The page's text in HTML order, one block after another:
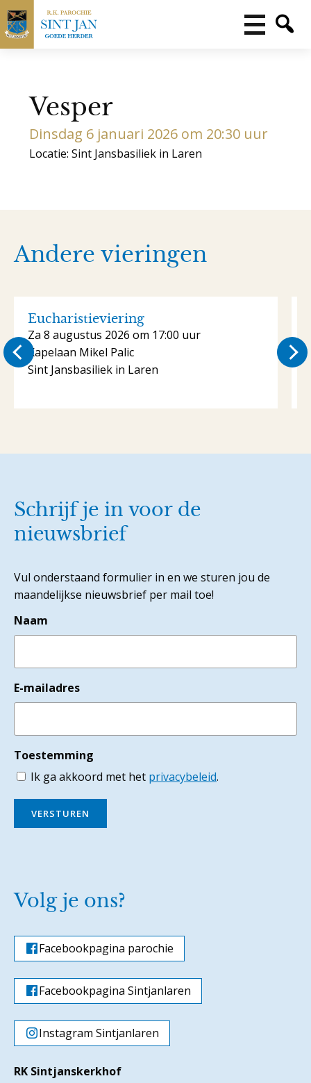
Vesper
Dinsdag 6 januari 2026 om 20:30 uur
Locatie: Sint Jansbasiliek in Laren
Andere vieringen
Eucharistieviering
Za 8 augustus 2026 om 17:00 uur
Kapelaan Mikel Palic
Sint Jansbasiliek in Laren
Schrijf je in voor de
nieuwsbrief
Vul onderstaand formulier in en we sturen jou de
maandelijkse nieuwsbrief per mail toe!
Naam
E-mailadres
Toestemming
Ik ga akkoord met het privacybeleid.
VERSTUREN
Volg je ons?
Facebookpagina parochie
Facebookpagina Sintjanlaren
Instagram Sintjanlaren
RK Sintjanskerkhof